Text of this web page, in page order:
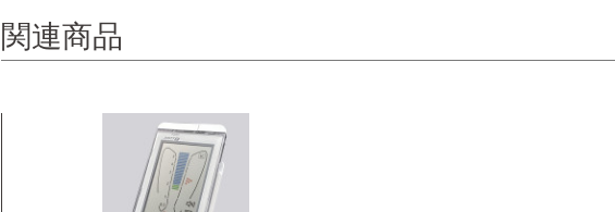
関連商品